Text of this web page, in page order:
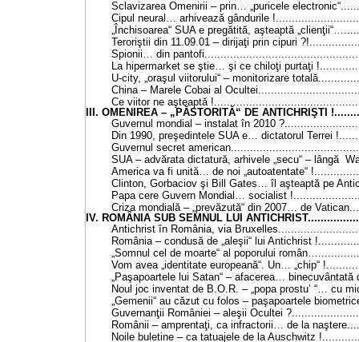
Sclavizarea Omenirii – prin… „puricele
Cipul neural… arhivează gândurile
„Închisoarea“ SUA e pregătită, aşteaptă
Teroriştii din 11.09.01 – dirijaţi prin cipuri
Spionii… din
La hipermarket se ştie… şi ce chiloţi purtaţi
U-city, „oraşul viitorului“ – monitorizare
China – Marele Cobai al
Ce viitor ne aşteaptă
III. OMENIREA – „PĂSTORITĂ“ DE ANTICHRIŞTI
Guvernul mondial – instalat în 2010
Din 1990, preşedintele SUA e… dictatorul Terrei
Guvernul secret
SUA – advărata dictatură, arhivele „secu“ – lângă
America va fi unită… de noi „autoatentate“
Clinton, Gorbaciov şi Bill Gates… îl aşteaptă pe
Papa cere Guvern Mondial… socialist
Criza mondială – „prevăzută“ din 2007… de
IV. ROMÂNIA SUB SEMNUL LUI
Antichrist în România, via
România – condusă de „aleşii“ lui Antichrist
„Somnul cel de moarte“ al poporului
Vom avea „identitate europeană“. Un… „chip“
„Paşapoartele lui Satan“ – afacerea…
Noul joc inventat de B.O.R. – „popa prostu’ “… cu
„Gemenii“ au căzut cu folos – paşapoartele
Guvernanţii României – aleşii Ocultei
Românii – amprentaţi, ca infractorii… de la
Noile buletine – ca tatuajele de la Auschwitz